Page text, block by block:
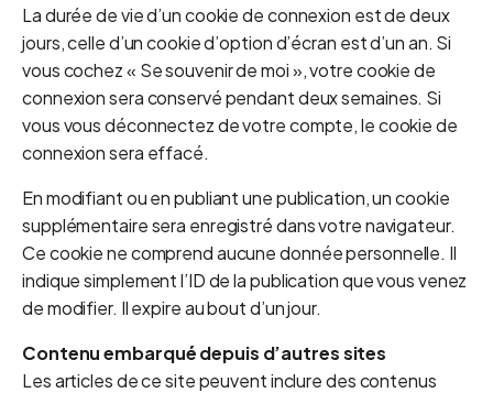
La durée de vie d’un cookie de connexion est de deux
jours, celle d’un cookie d’option d’écran est d’un an. Si
vous cochez « Se souvenir de moi », votre cookie de
connexion sera conservé pendant deux semaines. Si
vous vous déconnectez de votre compte, le cookie de
connexion sera effacé.
En modifiant ou en publiant une publication, un cookie
supplémentaire sera enregistré dans votre navigateur.
Ce cookie ne comprend aucune donnée personnelle. Il
indique simplement l’ID de la publication que vous venez
de modifier. Il expire au bout d’un jour.
Contenu embarqué depuis d’autres sites
Les articles de ce site peuvent inclure des contenus